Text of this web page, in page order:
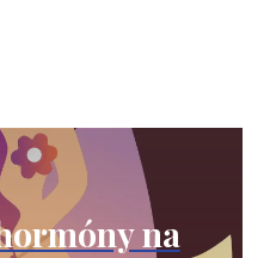
na